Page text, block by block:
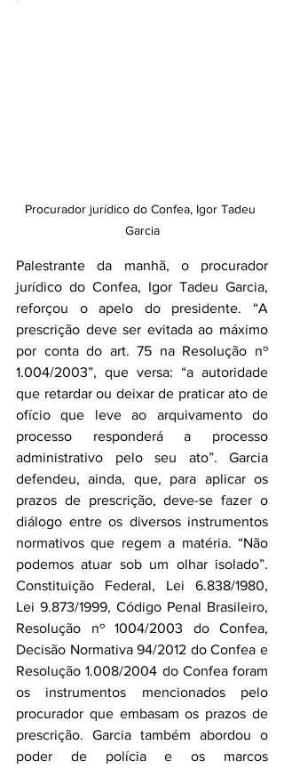
Procurador jurídico do Confea, Igor Tadeu
Garcia
Palestrante da manhã, o procurador
jurídico do Confea, Igor Tadeu Garcia,
reforçou o apelo do presidente. “A
prescrição deve ser evitada ao máximo
por conta do art. 75 na Resolução nº
1.004/2003”, que versa: “a autoridade
que retardar ou deixar de praticar ato de
ofício que leve ao arquivamento do
processo responderá a processo
administrativo pelo seu ato”. Garcia
defendeu, ainda, que, para aplicar os
prazos de prescrição, deve-se fazer o
diálogo entre os diversos instrumentos
normativos que regem a matéria. “Não
podemos atuar sob um olhar isolado”.
Constituição Federal, Lei 6.838/1980,
Lei 9.873/1999, Código Penal Brasileiro,
Resolução nº 1004/2003 do Confea,
Decisão Normativa 94/2012 do Confea e
Resolução 1.008/2004 do Confea foram
os instrumentos mencionados pelo
procurador que embasam os prazos de
prescrição. Garcia também abordou o
poder de polícia e os marcos